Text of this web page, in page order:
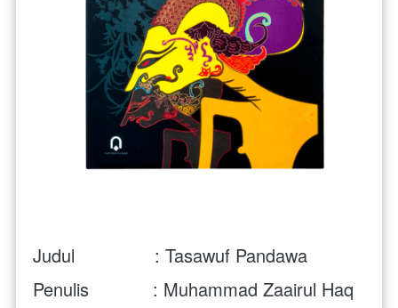
Judul               : Tasawuf Pandawa
Penulis            : Muhammad Zaairul Haq